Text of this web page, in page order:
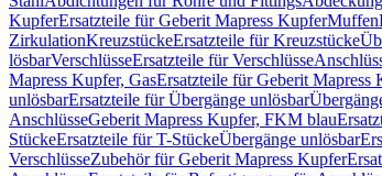
KupferErsatzteile für Geberit Mapress KupferMuffen
ZirkulationKreuzstückeErsatzteile für Kreuzstücke
lösbarVerschlüsseErsatzteile für Verschlüsse
Mapress Kupfer, GasErsatzteile für Geberit Mapress
unlösbarErsatzteile für Übergänge unlösbar
AnschlüsseGeberit Mapress Kupfer, FKM blau
StückeErsatzteile für T-StückeÜbergänge unlösbar
VerschlüsseZubehör für Geberit Mapress Kupfer